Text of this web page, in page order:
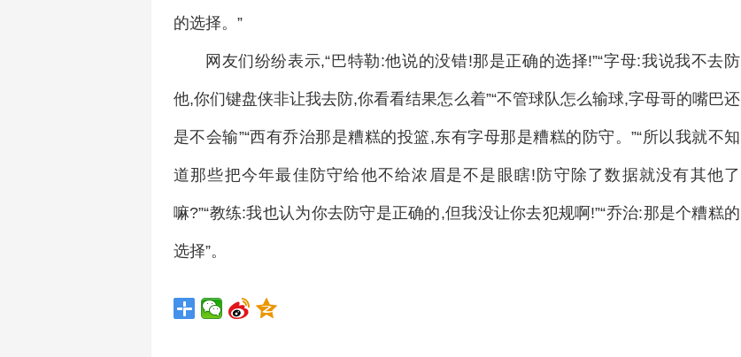
的选择。”
网友们纷纷表示,“巴特勒:他说的没错!那是正确的选择!”“字母:我说我不去防
他,你们键盘侠非让我去防,你看看结果怎么着”“不管球队怎么输球,字母哥的嘴巴还
是不会输”“西有乔治那是糟糕的投篮,东有字母那是糟糕的防守。”“所以我就不知
道那些把今年最佳防守给他不给浓眉是不是眼瞎!防守除了数据就没有其他了
嘛?”“教练:我也认为你去防守是正确的,但我没让你去犯规啊!”“乔治:那是个糟糕的
选择”。